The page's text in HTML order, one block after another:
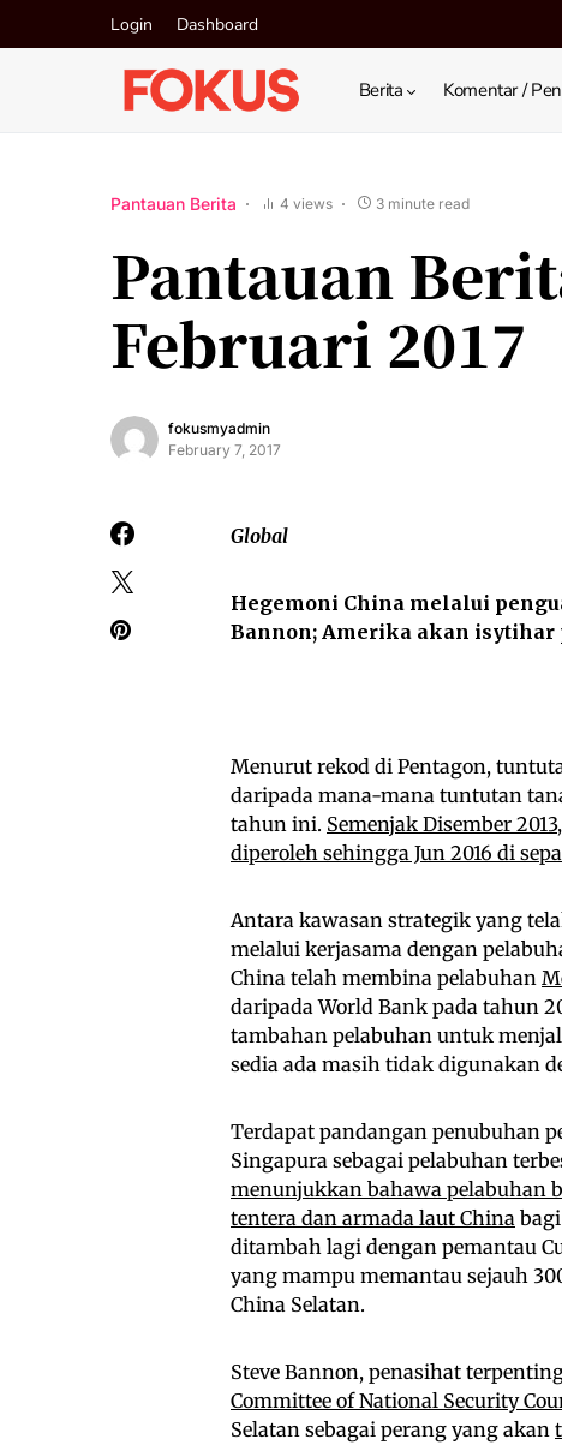
Login Dashboard
Berita Komentar /
Pantauan Berita 4 views 3 minute read
Pantauan
Februari 2017
fokusmyadmin
February 7, 2017
Global
Hegemoni China melalui
Bannon; Amerika akan isytihar
Menurut rekod di Pentagon,
daripada mana-mana tuntutan
tahun ini. Semenjak Disember
diperoleh sehingga Jun 2016 di
Antara kawasan strategik yang
melalui kerjasama dengan
China telah membina pelabuhan
daripada World Bank pada tahun
tambahan pelabuhan untuk
sedia ada masih tidak digunakan
Terdapat pandangan penubuhan
Singapura sebagai pelabuhan
menunjukkan bahawa pelabuhan
tentera dan armada laut China
ditambah lagi dengan pemantau
yang mampu memantau sejauh
China Selatan.
Steve Bannon, penasihat
Committee of National Security
Selatan sebagai perang yang akan